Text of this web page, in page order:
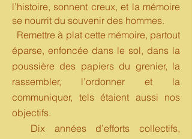
l’histoire, sonnent creux, et la mémoire
se nourrit du souvenir des hommes.
Remettre à plat cette mémoire, partout
éparse, enfoncée dans le sol, dans la
poussière des papiers du grenier, la
rassembler, l’ordonner et la
communiquer, tels étaient aussi nos
objectifs.
Dix années d’efforts collectifs,